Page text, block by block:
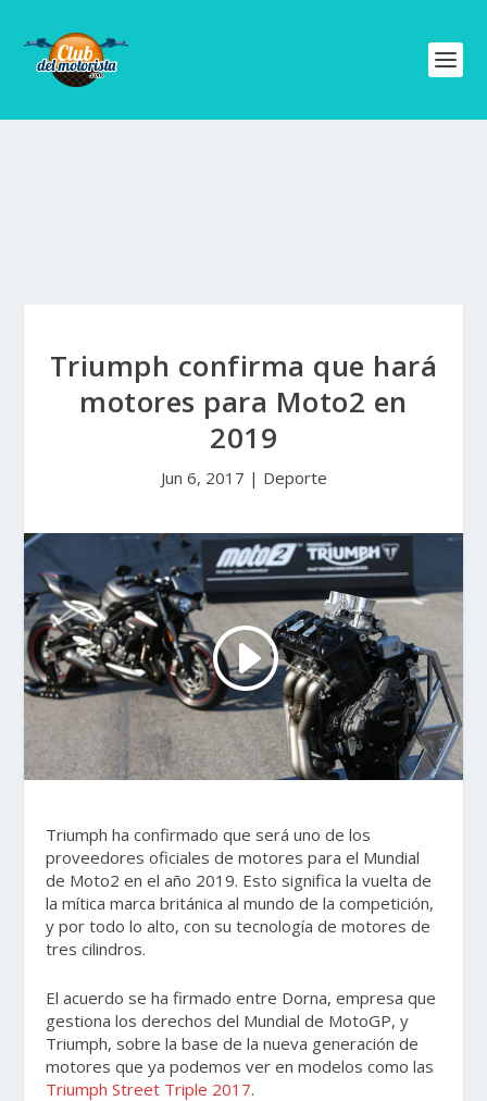
Triumph confirma que hará
motores para Moto2 en
2019
Jun 6, 2017 | Deporte
Triumph ha confirmado que será uno de los
proveedores oficiales de motores para el Mundial
de Moto2 en el año 2019. Esto significa la vuelta de
la mítica marca británica al mundo de la competición,
y por todo lo alto, con su tecnología de motores de
tres cilindros.
El acuerdo se ha firmado entre Dorna, empresa que
gestiona los derechos del Mundial de MotoGP, y
Triumph, sobre la base de la nueva generación de
motores que ya podemos ver en modelos como las
Triumph Street Triple 2017.